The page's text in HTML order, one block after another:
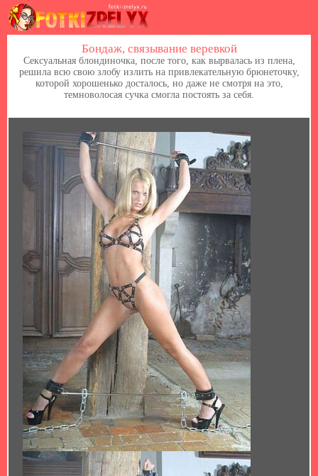
Бондаж, связывание веревкой
Сексуальная блондиночка, после того, как вырвалась из плена,
решила всю свою злобу излить на привлекательную брюнеточку,
которой хорошенько досталось, но даже не смотря на это,
темноволосая сучка смогла постоять за себя.